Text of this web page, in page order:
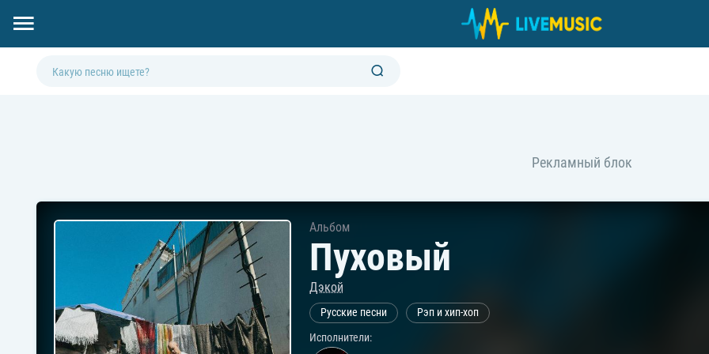
Альбом
Пуховый
Дэкой
Русские песни
Рэп и хип-хоп
Исполнители: